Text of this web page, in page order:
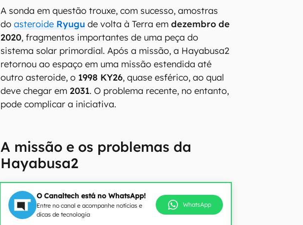
A sonda em questão trouxe, com sucesso, amostras
doasteroide Ryugu de volta à Terra emdezembro de
2020, fragmentos importantes de uma peça do
sistema solar primordial. Após a missão, a Hayabusa2
retornou ao espaço em uma missão estendida até
outro asteroide, o 1998 KY26, quase esférico, ao qual
deve chegar em 2031. O problema recente, no entanto,
pode complicar a iniciativa.
A missão e os problemas da
Hayabusa2
O Canaltech está no WhatsApp!
Entre no canal e acompanhe notícias e
dicas de tecnologia
WhatsApp